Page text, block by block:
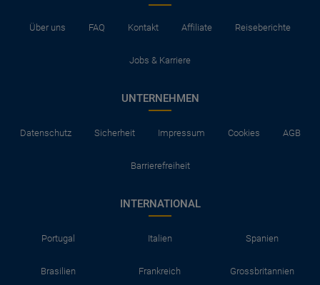
Über uns FAQ Kontakt Affiliate Reiseberichte
Jobs & Karriere
UNTERNEHMEN
Datenschutz Sicherheit Impressum Cookies AGB
Barrierefreiheit
INTERNATIONAL
Portugal Italien Spanien
Brasilien Frankreich Grossbritannien